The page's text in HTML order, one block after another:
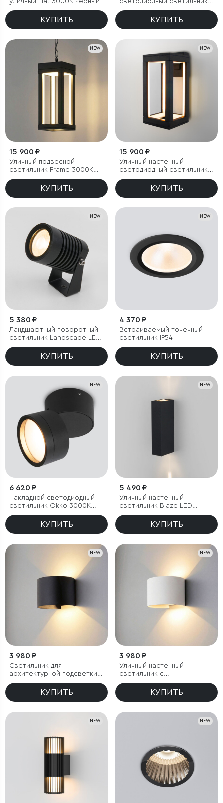
уличный Flat 3000K чёрный
КУПИТЬ
светодиодный светильник
Frame 3000K чёрный
КУПИТЬ
NEW
15 900 ₽
Уличный подвесной
светильник Frame 3000K
чёрный
КУПИТЬ
NEW
15 900 ₽
Уличный настенный
светодиодный светильник
Frame 3000K чёрный
КУПИТЬ
NEW
5 380 ₽
Ландшафтный поворотный
светильник Landscape LED
3000K черный IP54
КУПИТЬ
NEW
4 370 ₽
Встраиваемый точечный
светильник IP54
КУПИТЬ
NEW
6 620 ₽
Накладной светодиодный
светильник Okko 3000K
черный IP54
КУПИТЬ
NEW
5 490 ₽
Уличный настенный
светильник Blaze LED
3000K черный IP65
КУПИТЬ
NEW
3 980 ₽
Светильник для
архитектурной подсветки
BLADE 3000K черный IP54
КУПИТЬ
NEW
3 980 ₽
Уличный настенный
светильник с
регулируемыми лучами
BLADE 3000K белый
КУПИТЬ
NEW NEW